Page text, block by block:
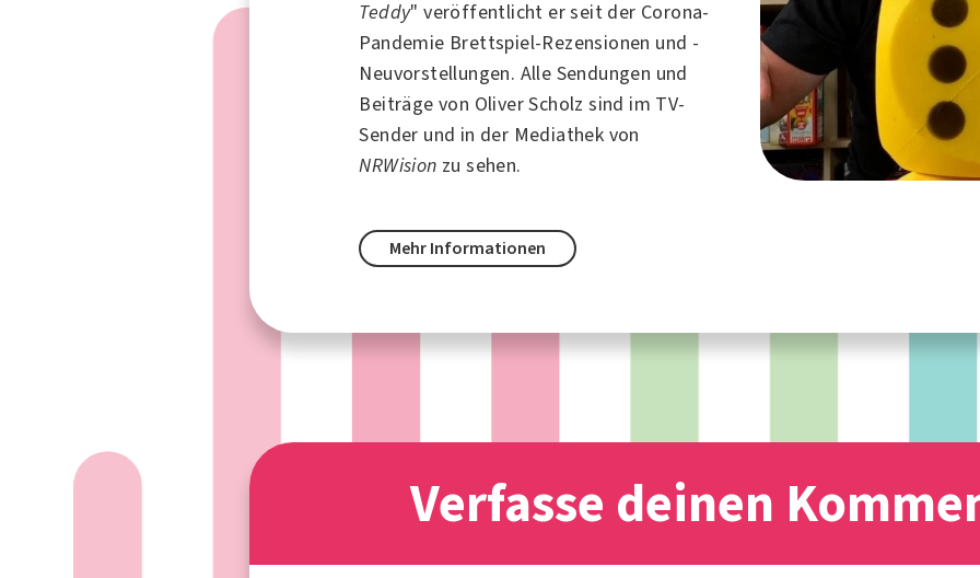
Teddy" veröffentlicht er seit der Corona-
Pandemie Brettspiel-Rezensionen und -
Neuvorstellungen. Alle Sendungen und
Beiträge von Oliver Scholz sind im TV-
Sender und in der Mediathek von
NRWision zu sehen.
Mehr Informationen
Verfasse deinen